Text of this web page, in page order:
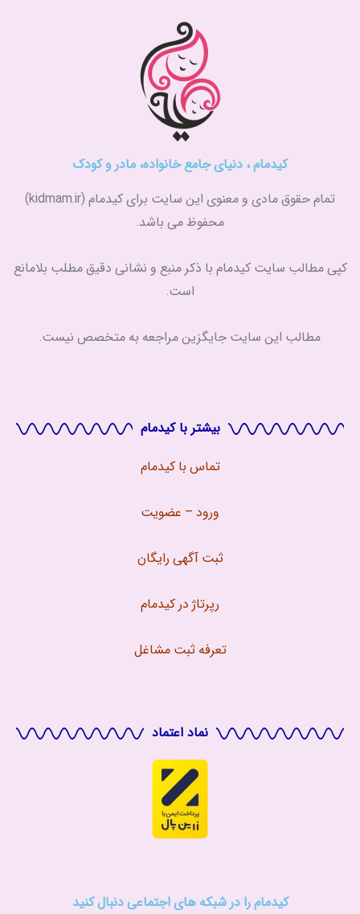
کیدمام ، دنیای جامع خانواده، مادر و کودک
تمام حقوق مادی و معنوی این سایت برای کیدمام (kidmam.ir)
محفوظ می باشد.
کپی مطالب سایت کیدمام با ذکر منبع و نشانی دقیق مطلب بلامانع
است.
مطالب این سایت جایگزین مراجعه به متخصص نیست.
بیشتر با کیدمام
تماس باکیدمام
ورود – عضویت
ثبت آگهی رایگان
رپرتاژ در کیدمام
تعرفه ثبت مشاغل
نماد اعتماد
کیدمام را در شبکه های اجتماعی دنبال کنید